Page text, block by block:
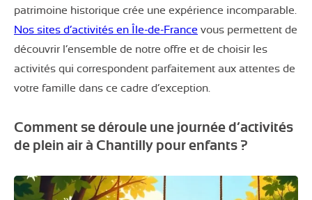
patrimoine historique crée une expérience incomparable.
Nos sites d’activités en Île-de-France vous permettent de
découvrir l’ensemble de notre offre et de choisir les
activités qui correspondent parfaitement aux attentes de
votre famille dans ce cadre d’exception.
Comment se déroule une journée d’activités
de plein air à Chantilly pour enfants ?